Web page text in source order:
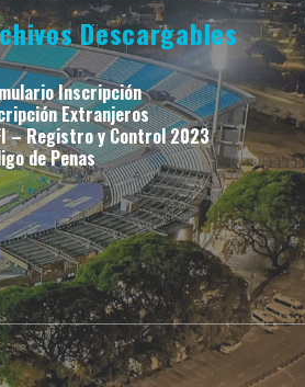
Descargables
Inscripción
Extranjeros
– Registro y Control 2023
de Penas